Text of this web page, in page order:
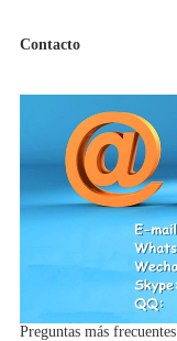
Contacto
Preguntas más frecuentes